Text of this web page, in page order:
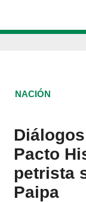
NACIÓN
Pacto
petrista
Paipa